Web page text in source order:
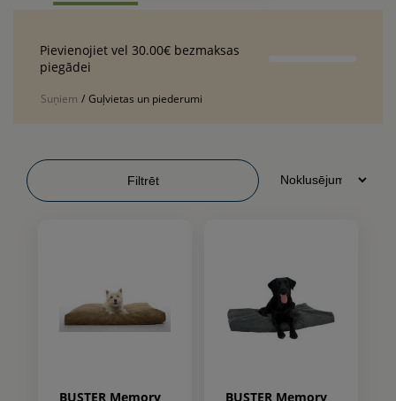
Pievienojiet vel 30.00€ bezmaksas
piegādei
Suņiem / Guļvietas un piederumi
Filtrēt
BUSTER Memory BUSTER Memory